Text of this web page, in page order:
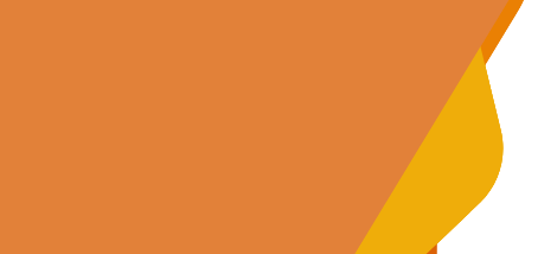
համար:
համար՝ հիմնված Google-ի